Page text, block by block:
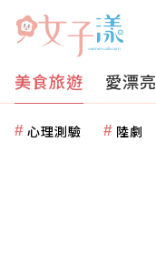
美食旅遊 愛漂亮
心理測驗 陸劇